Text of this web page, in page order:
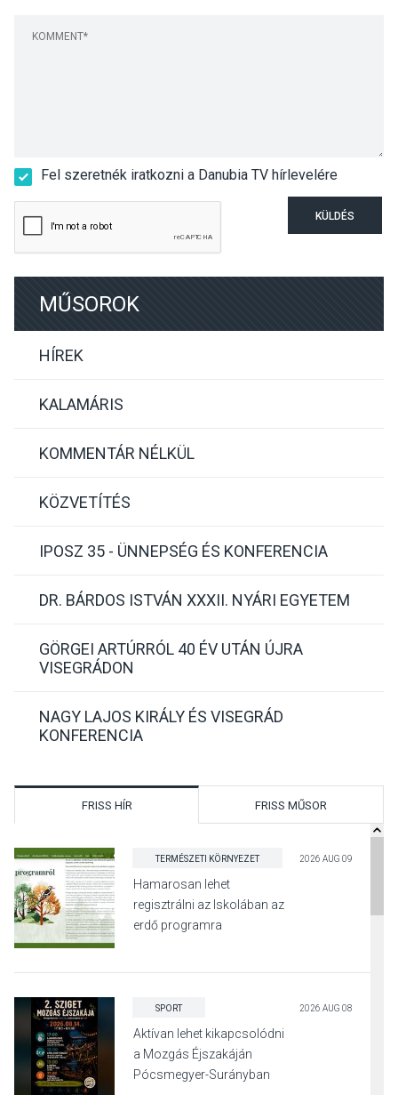
Fel szeretnék iratkozni a Danubia TV hírlevelére
KÜLDÉS
MŰSOROK
HÍREK
KALAMÁRIS
KOMMENTÁR NÉLKÜL
KÖZVETÍTÉS
IPOSZ 35 - ÜNNEPSÉG ÉS KONFERENCIA
DR. BÁRDOS ISTVÁN XXXII. NYÁRI EGYETEM
GÖRGEI ARTÚRRÓL 40 ÉV UTÁN ÚJRA
VISEGRÁDON
NAGY LAJOS KIRÁLY ÉS VISEGRÁD
KONFERENCIA
FRISS HÍR FRISS MŰSOR
TERMÉSZETI KÖRNYEZET 2026 AUG 09
Hamarosan lehet
regisztrálni az Iskolában az
erdő programra
SPORT 2026 AUG 08
Aktívan lehet kikapcsolódni
a Mozgás Éjszakáján
Pócsmegyer-Surányban